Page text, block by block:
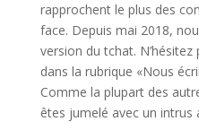
rapprochent le plus des
face. Depuis mai 2018,
version du tchat.
dans la rubrique «Nous
Comme la plupart des
êtes jumelé avec un intrus